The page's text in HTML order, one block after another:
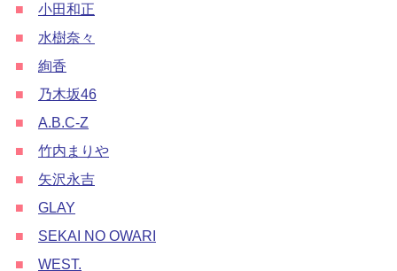
■
小田和正
■
水樹奈々
■
絢香
■
乃木坂46
■
A.B.C-Z
■
竹内まりや
■
矢沢永吉
■
GLAY
■
SEKAI NO OWARI
■
WEST.